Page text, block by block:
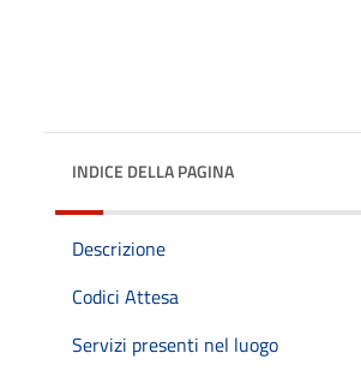
INDICE DELLA PAGINA
Descrizione
Codici Attesa
Servizi presenti nel luogo